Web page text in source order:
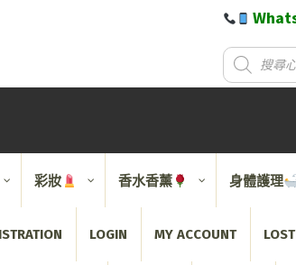
彩妝 香水香薰 身體護理
LOGIN MY ACCOUNT